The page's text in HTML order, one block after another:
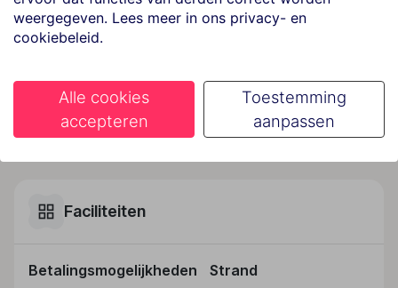
alle vragen behulpzaam. Tot het serviceaanbod
behoren een bagagedepot, een kluis en een
verkrijgbaar. De tourdesk biedt ondersteuning bij het
boeken van excursies. Het resort beschikt over
meerdere voor gehandicapten toegankelijke
rolstoelgebruikers zijn voorhanden. Buiten biedt een
gasten die met de auto komen, kunnen in een garage
beveiligingsdienst, een oppasservice, een
Lees meer
Faciliteiten
Betalingsmogelijkheden
Strand
weergegeven. Lees meer in ons privacy- en
cookiebeleid.
Alle cookies
accepteren
Toestemming
aanpassen